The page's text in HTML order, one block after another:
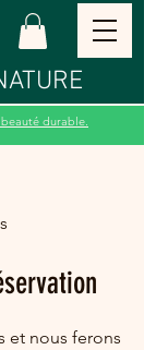
durable.
et nous ferons